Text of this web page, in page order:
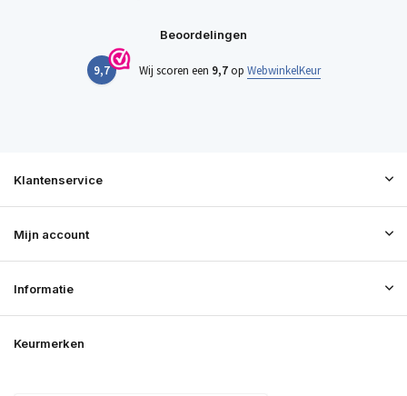
Beoordelingen
9,7 Wij scoren een 9,7op WebwinkelKeur
Klantenservice
Mijn account
Informatie
Keurmerken